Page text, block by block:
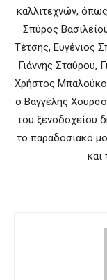
καλλιτεχνών,
Σπύρος
Τέτσης, Ευγένιος
Γιάννης Σταύρου,
Χρήστος
ο Βαγγέλης
του ξενοδοχείου
το παραδοσιακό
και